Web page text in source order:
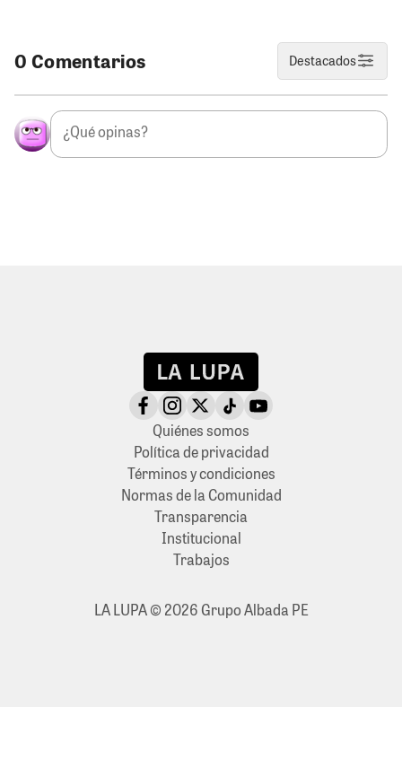
0 Comentarios Destacados
Quiénes somos
Política de privacidad
Términos y condiciones
Normas de la Comunidad
Transparencia
Institucional
Trabajos
LA LUPA © 2026 Grupo Albada PE